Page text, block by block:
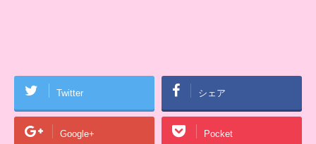
Twitter シェア
Google+ Pocket